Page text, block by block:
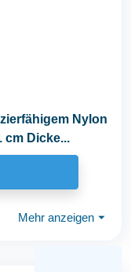
Nylon
cm Dicke...
Mehr anzeigen ⏷